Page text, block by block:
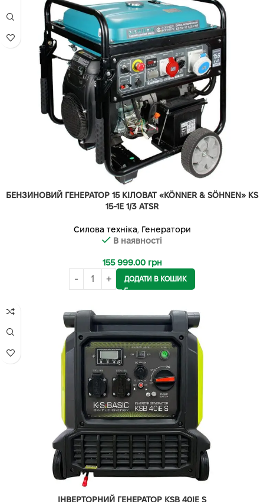
БЕНЗИНОВИЙ ГЕНЕРАТОР 15 КІЛОВАТ «KÖNNER & SÖHNEN» KS
15-1E 1/3 ATSR
Силова техніка, Генератори
В наявності
155 999.00 грн
ДОДАТИ В КОШИК
ІНВЕРТОРНИЙ ГЕНЕРАТОР KSB 40IE S